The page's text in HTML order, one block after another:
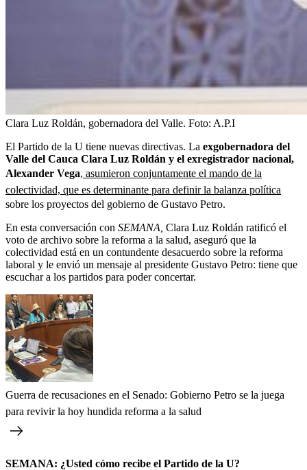
Clara Luz Roldán, gobernadora del Valle. Foto: A.P.I
El Partido de la U tiene nuevas directivas. La exgobernadora del
Valle del Cauca Clara Luz Roldán y el exregistrador nacional,
Alexander Vega, asumieron conjuntamente el mando de la
colectividad, que es determinante para definir la balanza política
sobre los proyectos del gobierno de Gustavo Petro.
En esta conversación con SEMANA, Clara Luz Roldán ratificó el
voto de archivo sobre la reforma a la salud, aseguró que la
colectividad está en un contundente desacuerdo sobre la reforma
laboral y le envió un mensaje al presidente Gustavo Petro: tiene que
escuchar a los partidos para poder concertar.
Guerra de recusaciones en el Senado: Gobierno Petro se la juega
para revivir la hoy hundida reforma a la salud
SEMANA: ¿Usted cómo recibe el Partido de la U?